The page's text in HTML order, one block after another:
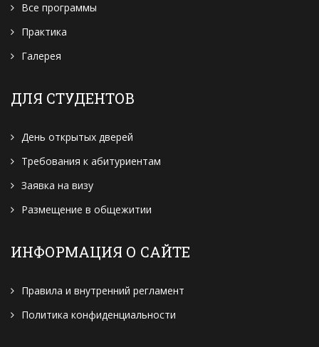
Все программы
Практика
Галерея
ДЛЯ СТУДЕНТОВ
День открытых дверей
Требования к абитуриентам
Заявка на визу
Размещение в общежитии
ИНФОРМАЦИЯ О САЙТЕ
Правила и внутренний регламент
Политика конфиденциальности